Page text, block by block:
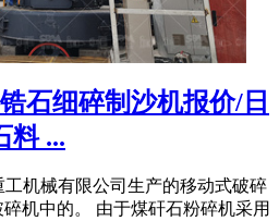
石细碎制沙机报价/日
料 ...
工机械有限公司生产的移动式破碎
机中的。 由于煤矸石粉碎机采用